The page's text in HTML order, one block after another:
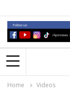
Home Videos